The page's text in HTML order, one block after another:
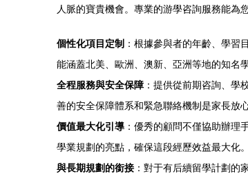
人脈的寶貴機會。專業的游學咨詢服務能為您
個性化項目定制 ：根據參與者的年齡、學
能涵蓋北美、歐洲、澳新、亞洲等地的知名
全程服務與安全保障 ：提供從前期咨詢、學
善的安全保障體系和緊急聯絡機制是家長放心
價值最大化引導 ：優秀的顧問不僅協助辦
學業規劃的亮點，確保這段經歷效益最大化。
與長期規劃的銜接 ：對于有后續留學計劃的